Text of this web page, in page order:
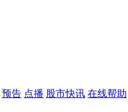
预告 点播 股市快讯 在线帮助